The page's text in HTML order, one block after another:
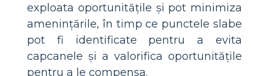
exploata oportunitățile și pot minimiza
amenințările, în timp ce punctele slabe
pot fi identificate pentru a evita
capcanele și a valorifica oportunitățile
pentru a le compensa.